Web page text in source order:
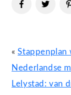
«Stappenplan
Nederlandse
Lelystad: van